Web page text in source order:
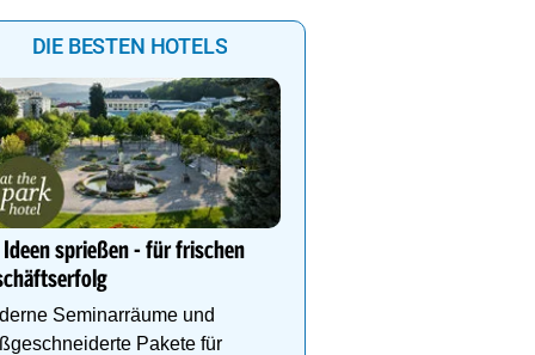
DIE BESTEN HOTELS
Ideen sprießen - für frischen
Seminarräume und
Pakete für